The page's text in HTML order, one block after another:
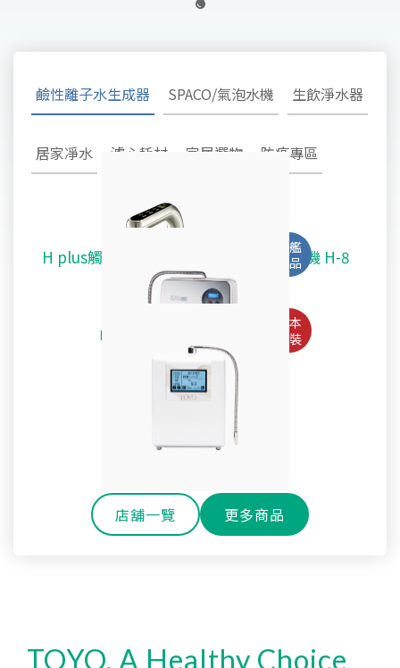
鹼性離子水生成器 SPACO/氣泡水機 生飲淨水器
居家凈水 濾心耗材 家居選物 防疫專區
H plus觸控廚下型-鹼性離子水雙溫飲水機 H-8
鹼性離子水生成器TYH-71GS
還元水素水生成器TW-H1
SPACO 觸控櫥下型-氣泡水冰溫熱飲水機 X-3
Pro
SPACO 觸控櫥下型-雙溫飲水機 P-3 Pro
SPACO 櫥下型-RO直輸淨水器 R1 (800G)
淨水御守 - 安心生飲淨水器 OMAMORI - 2SF
淨水御守-全效能生飲淨水器 OMAMORI-2PF
櫥下型雙溫熱飲機 H-301
不鏽鋼全戶式除氯系統 TYS-200
全戶式淨軟水除氯系統 TYR-450S
TW-308及TW-H1專用主體濾心TA-1100
TW-508專用主體濾心TA-1200
淨水御守-全效能御守濾心
OMAMORI-JC
戶外休閒環保雙層玻璃水瓶
鹼性離子水超酸水生成器TYH-202
Super Water mini次氯酸水生成器
店舖一覽 更多商品
TOYO, A Healthy Choice